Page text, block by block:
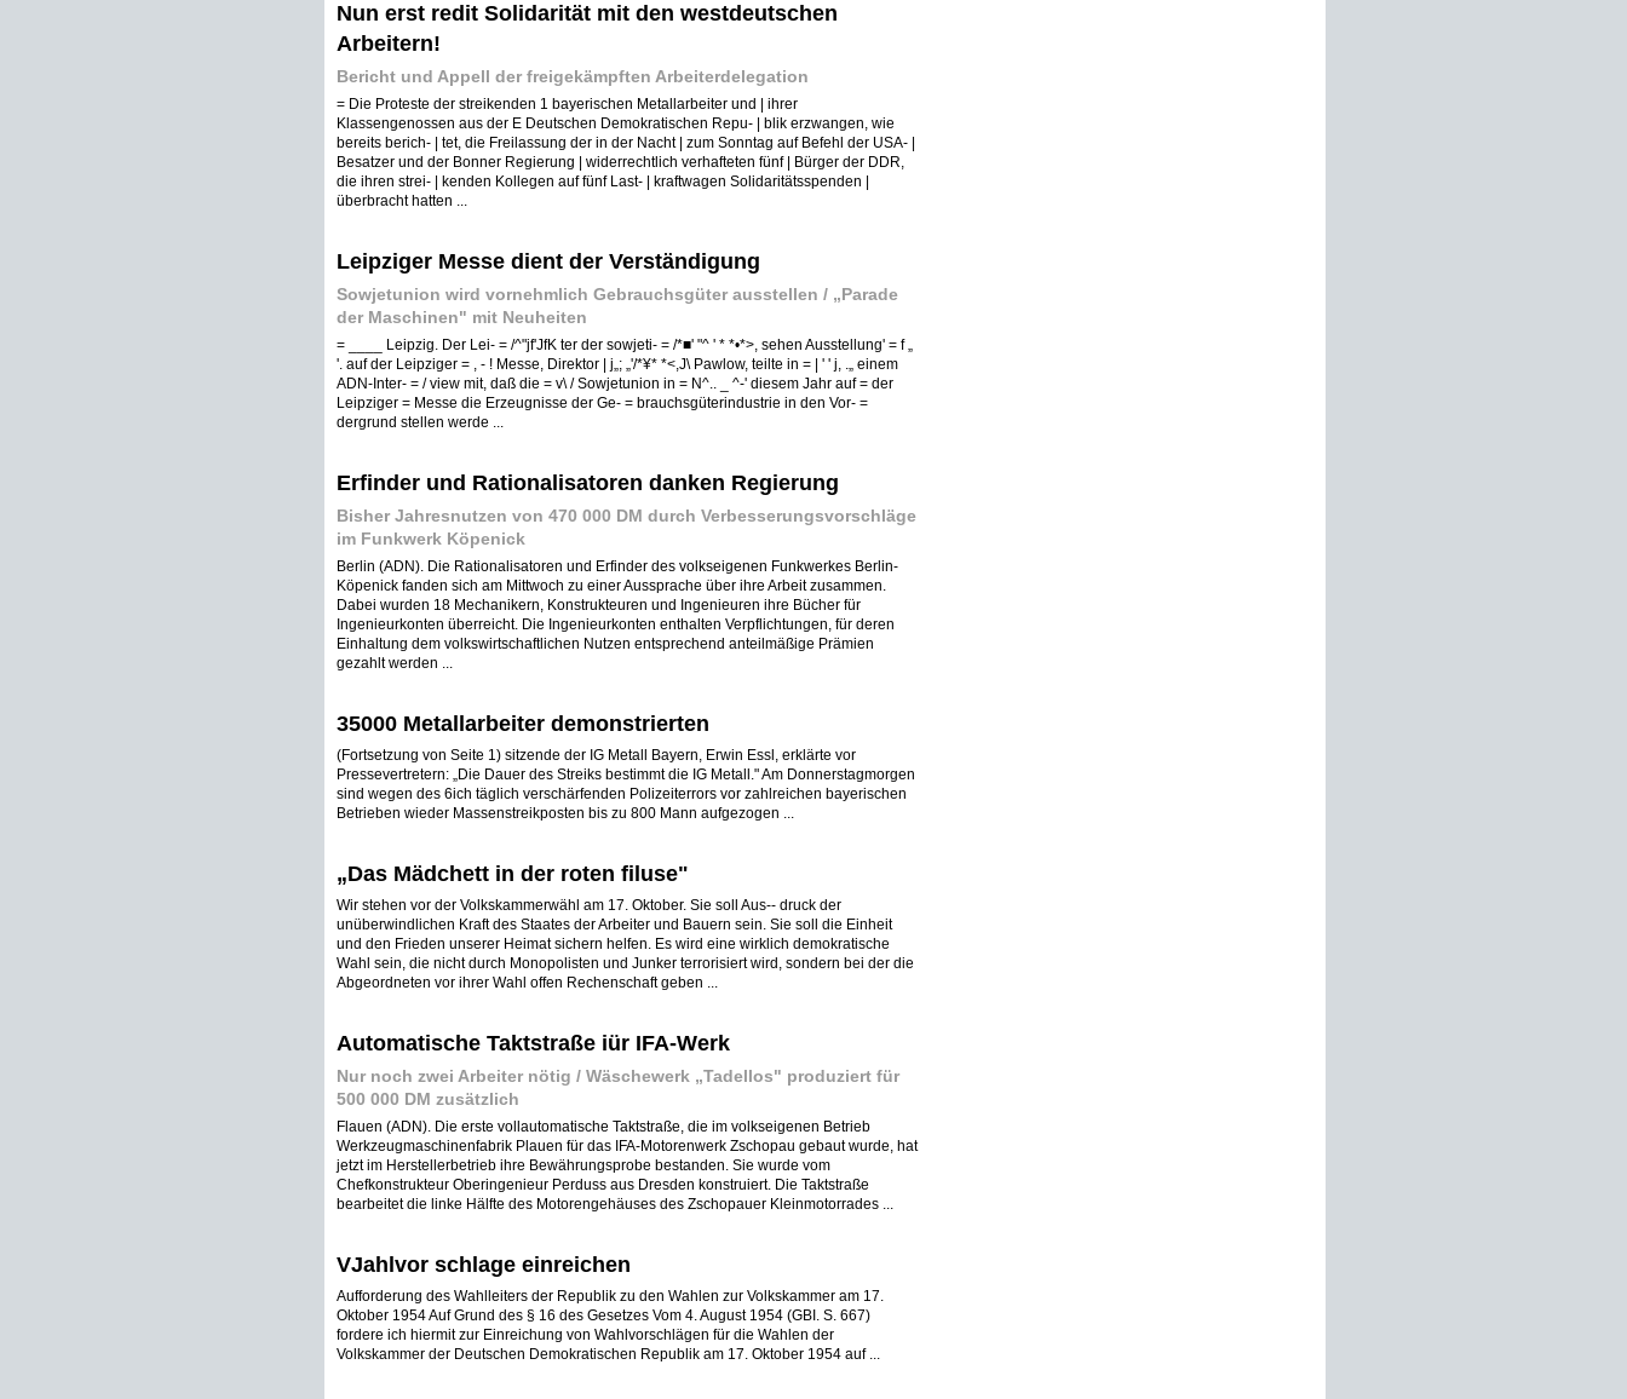
Nun erst redit Solidarität mit den westdeutschen
Arbeitern!
Bericht und Appell der freigekämpften Arbeiterdelegation
= Die Proteste der streikenden 1 bayerischen Metallarbeiter und | ihrer
Klassengenossen aus der E Deutschen Demokratischen Repu- | blik erzwangen, wie
bereits berich- | tet, die Freilassung der in der Nacht | zum Sonntag auf Befehl der USA- |
Besatzer und der Bonner Regierung | widerrechtlich verhafteten fünf | Bürger der DDR,
die ihren strei- | kenden Kollegen auf fünf Last- | kraftwagen Solidaritätsspenden |
überbracht hatten ...
Leipziger Messe dient der Verständigung
Sowjetunion wird vornehmlich Gebrauchsgüter ausstellen / „Parade
der Maschinen" mit Neuheiten
= ____ Leipzig. Der Lei- = /^"jf'JfK ter der sowjeti- = /*■' "^ ' * *•*>, sehen Ausstellung' = f „
'. auf der Leipziger = , - ! Messe, Direktor | j„; „'/*¥* *<,J\ Pawlow, teilte in = | ' ' j, .„ einem
ADN-Inter- = / view mit, daß die = v\ / Sowjetunion in = N^.. _ ^-' diesem Jahr auf = der
Leipziger = Messe die Erzeugnisse der Ge- = brauchsgüterindustrie in den Vor- =
dergrund stellen werde ...
Erfinder und Rationalisatoren danken Regierung
Bisher Jahresnutzen von 470 000 DM durch Verbesserungsvorschläge
im Funkwerk Köpenick
Berlin (ADN). Die Rationalisatoren und Erfinder des volkseigenen Funkwerkes Berlin-
Köpenick fanden sich am Mittwoch zu einer Aussprache über ihre Arbeit zusammen.
Dabei wurden 18 Mechanikern, Konstrukteuren und Ingenieuren ihre Bücher für
Ingenieurkonten überreicht. Die Ingenieurkonten enthalten Verpflichtungen, für deren
Einhaltung dem volkswirtschaftlichen Nutzen entsprechend anteilmäßige Prämien
gezahlt werden ...
35000 Metallarbeiter demonstrierten
(Fortsetzung von Seite 1) sitzende der IG Metall Bayern, Erwin Essl, erklärte vor
Pressevertretern: „Die Dauer des Streiks bestimmt die IG Metall." Am Donnerstagmorgen
sind wegen des 6ich täglich verschärfenden Polizeiterrors vor zahlreichen bayerischen
Betrieben wieder Massenstreikposten bis zu 800 Mann aufgezogen ...
„Das Mädchett in der roten filuse"
Wir stehen vor der Volkskammerwähl am 17. Oktober. Sie soll Aus-- druck der
unüberwindlichen Kraft des Staates der Arbeiter und Bauern sein. Sie soll die Einheit
und den Frieden unserer Heimat sichern helfen. Es wird eine wirklich demokratische
Wahl sein, die nicht durch Monopolisten und Junker terrorisiert wird, sondern bei der die
Abgeordneten vor ihrer Wahl offen Rechenschaft geben ...
Automatische Taktstraße iür IFA-Werk
Nur noch zwei Arbeiter nötig / Wäschewerk „Tadellos" produziert für
500 000 DM zusätzlich
Flauen (ADN). Die erste vollautomatische Taktstraße, die im volkseigenen Betrieb
Werkzeugmaschinenfabrik Plauen für das IFA-Motorenwerk Zschopau gebaut wurde, hat
jetzt im Herstellerbetrieb ihre Bewährungsprobe bestanden. Sie wurde vom
Chefkonstrukteur Oberingenieur Perduss aus Dresden konstruiert. Die Taktstraße
bearbeitet die linke Hälfte des Motorengehäuses des Zschopauer Kleinmotorrades ...
VJahlvor schlage einreichen
Aufforderung des Wahlleiters der Republik zu den Wahlen zur Volkskammer am 17.
Oktober 1954 Auf Grund des § 16 des Gesetzes Vom 4. August 1954 (GBI. S. 667)
fordere ich hiermit zur Einreichung von Wahlvorschlägen für die Wahlen der
Volkskammer der Deutschen Demokratischen Republik am 17. Oktober 1954 auf ...